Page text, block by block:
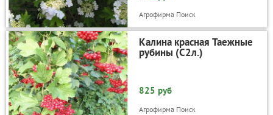
Агрофирма Поиск
Калина красная Таежные
рубины (С2л.)
825 руб
Агрофирма Поиск